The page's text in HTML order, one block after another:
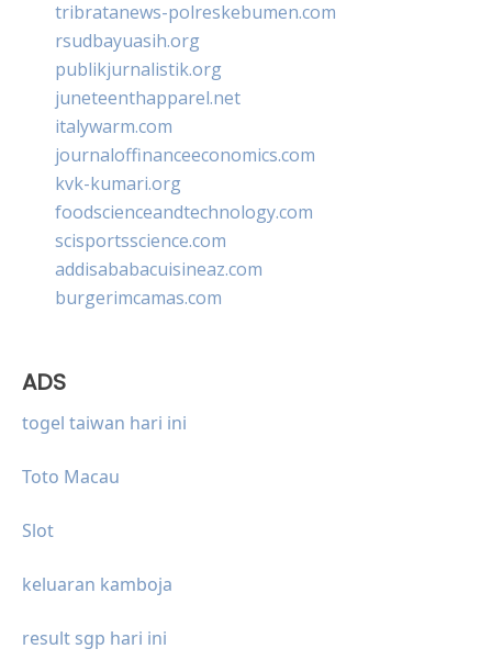
tribratanews-polreskebumen.com
rsudbayuasih.org
publikjurnalistik.org
juneteenthapparel.net
italywarm.com
journaloffinanceeconomics.com
kvk-kumari.org
foodscienceandtechnology.com
scisportsscience.com
addisababacuisineaz.com
burgerimcamas.com
ADS
togel taiwan hari ini
Toto Macau
Slot
keluaran kamboja
result sgp hari ini